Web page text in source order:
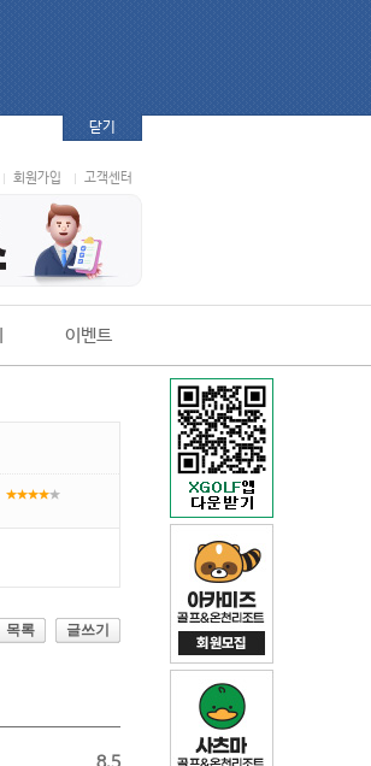
닫기
회원가입 고객센터
이벤트
목록 글쓰기